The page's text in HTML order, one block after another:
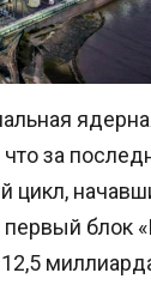
за
цикл,
первый блок